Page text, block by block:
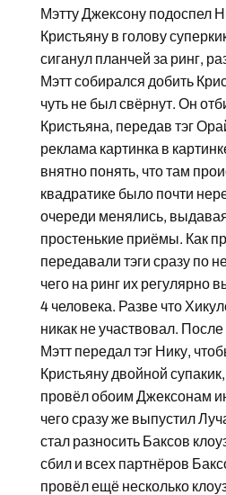
Мэтту Джексону подоспел
Кристьяну в голову
сиганул планчей за ринг,
Мэтт собирался добить
чуть не был свёрнут. Он
Кристьяна, передав тэг
реклама картинка в
внятно понять, что там
квадратике было почти
очереди менялись,
простенькие приёмы. Как
передавали тэги сразу по
чего на ринг их регулярно
4 человека. Разве что
никак не участвовал.
Мэтт передал тэг Нику,
Кристьяну двойной
провёл обоим Джексонам
чего сразу же выпустил
стал разносить Баксов
сбил и всех партнёров
провёл ещё несколько